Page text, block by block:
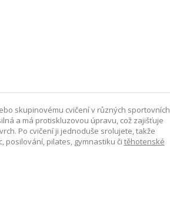
skupinovému cvičení v různých sportovních
a má protiskluzovou úpravu, což zajišťuje
Po cvičení ji jednoduše srolujete, takže
posilování, pilates, gymnastiku či těhotenské